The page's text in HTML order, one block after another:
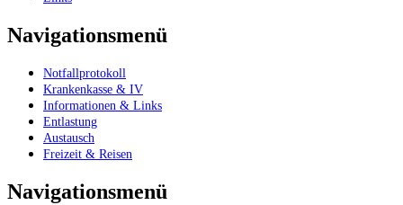
Navigationsmenü
Notfallprotokoll
Krankenkasse & IV
Informationen & Links
Entlastung
Austausch
Freizeit & Reisen
Navigationsmenü